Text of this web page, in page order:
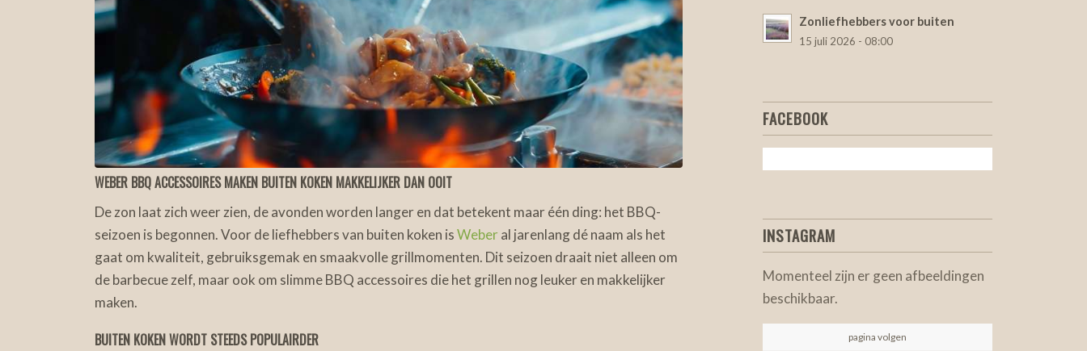
WEBER BBQ ACCESSOIRES MAKEN BUITEN KOKEN MAKKELIJKER DAN OOIT
De zon laat zich weer zien, de avonden worden langer en dat betekent maar één ding: het BBQ-
seizoen is begonnen. Voor de liefhebbers van buiten koken isWeberal jarenlang dé naam als het
gaat om kwaliteit, gebruiksgemak en smaakvolle grillmomenten. Dit seizoen draait niet alleen om
de barbecue zelf, maar ook om slimme BBQ accessoires die het grillen nog leuker en makkelijker
maken.
BUITEN KOKEN WORDT STEEDS POPULAIRDER
Zonliefhebbers voor buiten
15 juli 2026 - 08:00
FACEBOOK
INSTAGRAM
Momenteel zijn er geen afbeeldingen
beschikbaar.
pagina volgen